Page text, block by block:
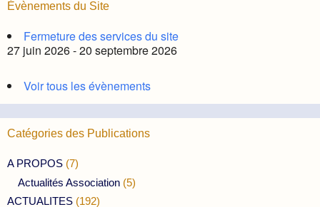
Évènements du Site
Fermeture des services du site
27 juin 2026 - 20 septembre 2026
Voir tous les évènements
Catégories des Publications
A PROPOS (7)
Actualités Association (5)
ACTUALITES (192)